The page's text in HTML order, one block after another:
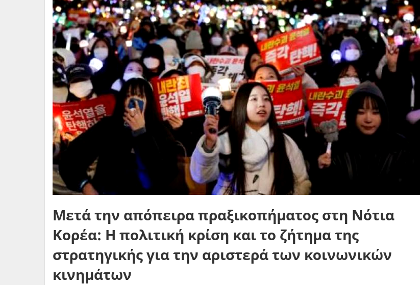
Μετά την απόπειρα πραξικοπήματος στη Νότια
Κορέα: Η πολιτική κρίση και το ζήτημα της
στρατηγικής για την αριστερά των κοινωνικών
κινημάτων